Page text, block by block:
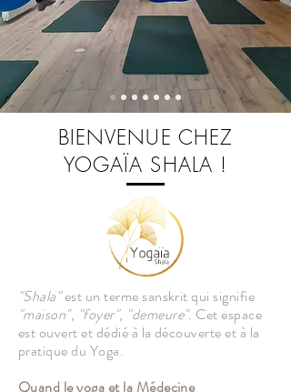
BIENVENUE CHEZ
YOGAÏA SHALA !
"Shala"est un terme sanskrit qui signifie
"maison", "foyer", "demeure". Cet espace
est ouvert et dédié à la découverte et à la
pratique du Yoga.
Quand le yoga et la Médecine